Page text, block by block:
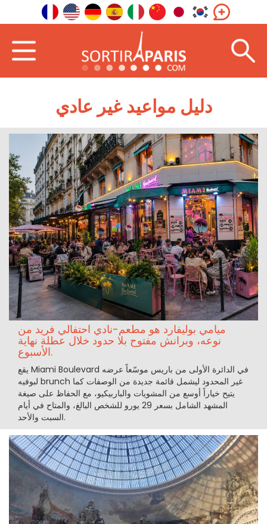
دليل مواعيد غير عادي
ميامي بوليفارد هو مطعم-نادي احتفالي فريد من
نوعه، وبرانش مفتوح بلا حدود خلال عطلة نهاية
الأسبوع.
يقع Miami Boulevard في الدائرة الأولى من باريس موسّعاً عرضه
لبوفيه brunch غير المحدود ليشمل قائمة جديدة من الوصفات كما
يتيح خياراً أوسع من المشويات والباربيكيو، مع الحفاظ على صيغة
المشهد الشامل بسعر 29 يورو للشخص البالغ، والمتاح في أيام
السبت والأحد.